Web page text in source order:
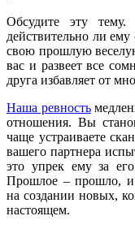
Обсудите эту тему.
действительно ли
свою прошлую
вас и развеет все
друга избавляет от
Наша ревность
отношения. Вы
чаще устраиваете
вашего партнера
это упрек ему за
Прошлое – прошло, и
на создании новых,
настоящем.